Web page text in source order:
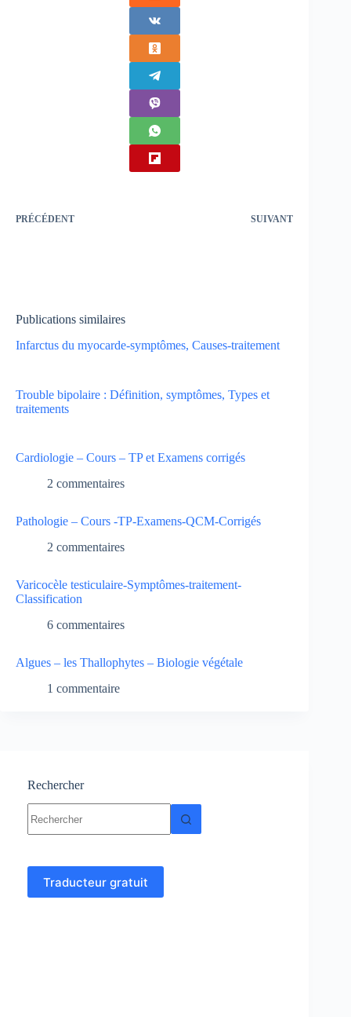
PRÉCÉDENT SUIVANT
Publications similaires
Infarctus du myocarde-symptômes, Causes-traitement
Trouble bipolaire : Définition, symptômes, Types et
traitements
Cardiologie – Cours – TP et Examens corrigés
2 commentaires
Pathologie – Cours -TP-Examens-QCM-Corrigés
2 commentaires
Varicocèle testiculaire-Symptômes-traitement-
Classification
6 commentaires
Algues – les Thallophytes – Biologie végétale
1 commentaire
Rechercher
résultat
Traducteur gratuit